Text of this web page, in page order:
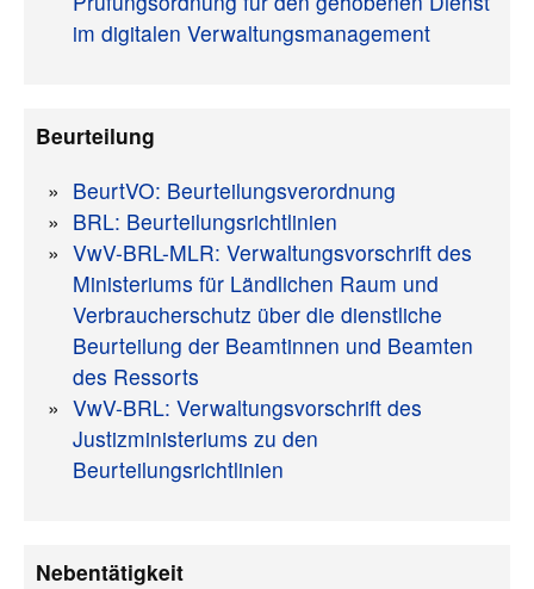
im digitalen Verwaltungsmanagement
Beurteilung
BeurtVO: Beurteilungsverordnung
BRL: Beurteilungsrichtlinien
VwV-BRL-MLR: Verwaltungsvorschrift des
Ministeriums für Ländlichen Raum und
Verbraucherschutz über die dienstliche
Beurteilung der Beamtinnen und Beamten
des Ressorts
VwV-BRL: Verwaltungsvorschrift des
Justizministeriums zu den
Beurteilungsrichtlinien
Nebentätigkeit